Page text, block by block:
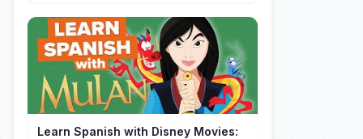
Learn Spanish with Disney Movies: